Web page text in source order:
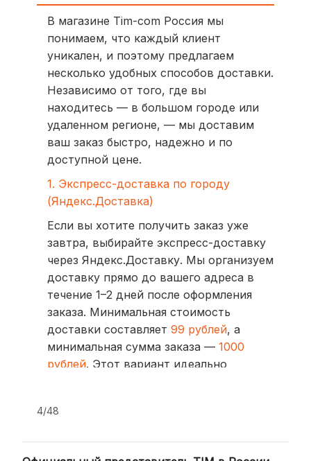
В магазине Tim-com Россия мы
понимаем, что каждый клиент
уникален, и поэтому предлагаем
несколько удобных способов доставки.
Независимо от того, где вы
находитесь — в большом городе или
удаленном регионе, — мы доставим
ваш заказ быстро, надежно и по
доступной цене.
1. Экспресс-доставка по городу
(Яндекс.Доставка)
Если вы хотите получить заказ уже
завтра, выбирайте экспресс-доставку
через Яндекс.Доставку. Мы организуем
доставку прямо до вашего адреса в
течение 1–2 дней после оформления
заказа. Минимальная стоимость
доставки составляет 99 рублей, а
минимальная сумма заказа — 1000
рублей. Этот вариант идеально
компании (СДЭК, BoxBerry, DPD)
4/48